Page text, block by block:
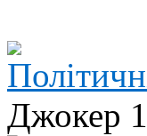
Джокер 1